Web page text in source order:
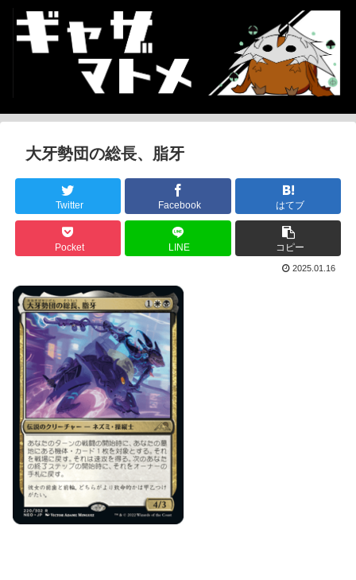
大牙勢団の総長、脂牙
Twitter Facebook はてブ
Pocket LINE コピー
2025.01.16